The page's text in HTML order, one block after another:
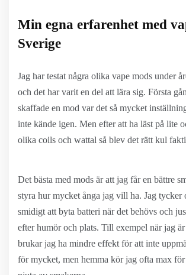
Min egna erfarenhet med
Sverige
Jag har testat några olika vape mods under
och det har varit en del att lära sig. Första
skaffade en mod var det så mycket
inte kände igen. Men efter att ha läst på lite
olika coils och wattal så blev det rätt kul
Det bästa med mods är att jag får en bättre
styra hur mycket ånga jag vill ha. Jag tycker
smidigt att byta batteri när det behövs och
efter humör och plats. Till exempel när jag är
brukar jag ha mindre effekt för att inte
för mycket, men hemma kör jag ofta max